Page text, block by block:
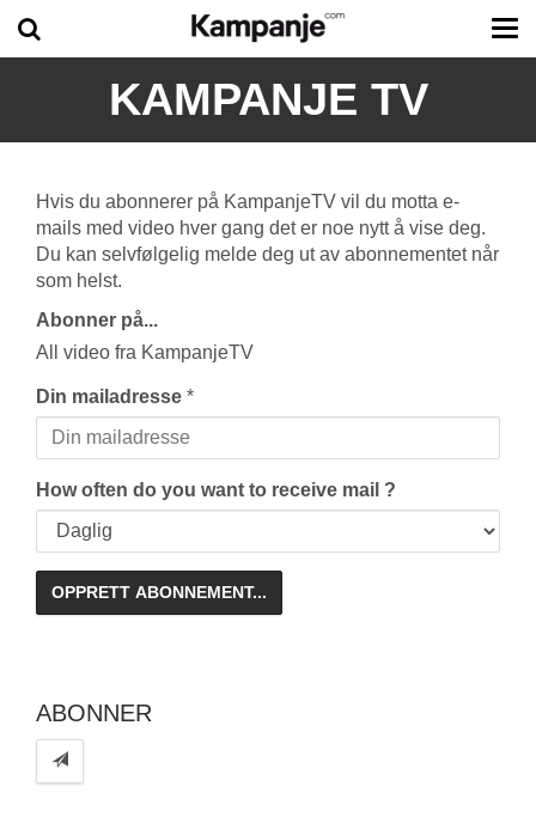
KAMPANJE TV
Hvis du abonnerer på KampanjeTV vil du motta e-
mails med video hver gang det er noe nytt å vise deg.
Du kan selvfølgelig melde deg ut av abonnementet når
som helst.
Abonner på...
All video fra KampanjeTV
Din mailadresse *
How often do you want to receive mail ?
ABONNER